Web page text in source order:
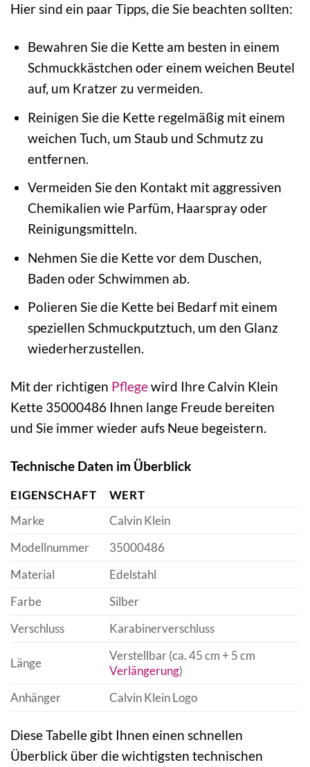
Hier sind ein paar Tipps, die Sie beachten sollten:
Bewahren Sie die Kette am besten in einem
Schmuckkästchen oder einem weichen Beutel
auf, um Kratzer zu vermeiden.
Reinigen Sie die Kette regelmäßig mit einem
weichen Tuch, um Staub und Schmutz zu
entfernen.
Vermeiden Sie den Kontakt mit aggressiven
Chemikalien wie Parfüm, Haarspray oder
Reinigungsmitteln.
Nehmen Sie die Kette vor dem Duschen,
Baden oder Schwimmen ab.
Polieren Sie die Kette bei Bedarf mit einem
speziellen Schmuckputztuch, um den Glanz
wiederherzustellen.
Mit der richtigen Pflegewird Ihre Calvin Klein
Kette 35000486 Ihnen lange Freude bereiten
und Sie immer wieder aufs Neue begeistern.
Technische Daten im Überblick
EIGENSCHAFT
WERT
Marke
Calvin Klein
Modellnummer
35000486
Material
Edelstahl
Farbe
Silber
Verschluss
Karabinerverschluss
Länge
Verstellbar (ca. 45 cm + 5 cm
Verlängerung)
Anhänger
Calvin Klein Logo
Diese Tabelle gibt Ihnen einen schnellen
Überblick über die wichtigsten technischen